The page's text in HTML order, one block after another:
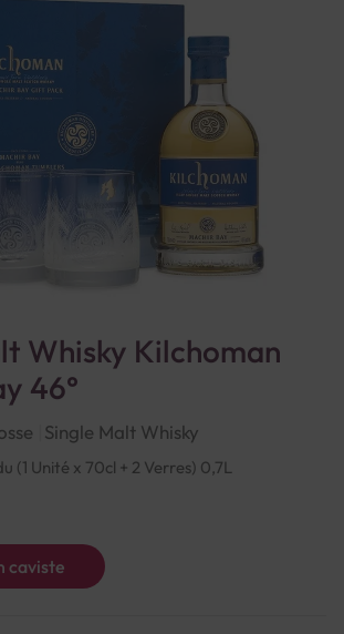
Whisky Kilchoman
46°
Single Malt Whisky
(1 Unité x 70cl + 2 Verres) 0,7L
caviste